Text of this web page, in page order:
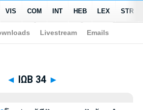
Biblia>Thai: from KJV > ΙΩΒ 34
◄ ΙΩΒ 34 ►